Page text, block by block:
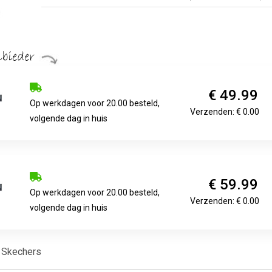
Op werkdagen voor 20.00 besteld,
volgende dag in huis
€ 49.99
Verzenden: € 0.00
Op werkdagen voor 20.00 besteld,
volgende dag in huis
€ 59.99
Verzenden: € 0.00